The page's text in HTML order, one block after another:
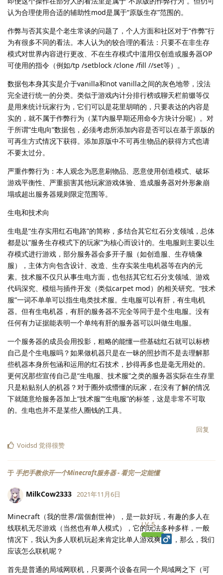
认为合理使用合适的辅助性mod是属于“原版生存”范围的。
作弊与否其实是个老生常谈的问题了，个人方面和社区对于“作弊”行
为有很多不同的看法。本人认为的较合理的看法：只要不在非生存
模式对世界内容进行更改、不在生存模式中滥用仅创造或服务器OP
可使用的指令（例如/tp /setblock /clone /fill //set等）。
数据包本身其实是介于vanilla和not vanilla之间的灰色地带，没法
完全进行统一的分类。类似于游戏内计分排行榜或聊天栏前缀等仅
是用来统计玩家行为，它们可以是花里胡哨的，只要表达的内容是
实的，就不属于作弊行为（某T内服早期还用命令方块计分呢）。对
于所谓“生电向”数据包，必须考虑所添加内容是否可以在基于原版的
可再生方式情况下获得。添加原版中不可再生物品的获得方式也请
不要太过分。
严重作弊行为：本人观念为恶意刷物品、恶意使用创造模式、破坏
游戏平衡性、严重损害其他玩家游戏体验、造成服务器对外形象崩
塌或超出服务器规则限定范围等。
生电和技术向
生电是“生存实用红石电路”的简称，多结合其它红石分支领域，总体
都是以”服务生存模式下的玩家”为核心而设计的。生电服则主要以生
存模式进行游戏，部分服务器会多开子服（如创造服、生存镜像
服），主体方向包含设计、改造、生存实装生电机器等在内的元
素。技术服不仅只从事生电方面，也包括其它红石分支领域、游戏
代码深究、模组与插件开发（类似carpet mod）的相关研究。“技术
服”一词不单单可以指生电类技术服。生电服可以有肝，有生电机
器。但有生电机器，有肝的服务器不完全等同于是个生电服。没有
任何有力证据能表明一个单纯有肝的服务器可以叫做生电服。
一个服务器的成员会用投影，粗略的能懂一些基础红石就可以标榜
自己是个生电服吗？如果做机器只是在一昧的照抄而不是去理解那
些机器本身所包涵和运用的红石技术，抄得再多也是毫无用处的。
更何况那些宣传自己是“生电服、技术服”之类的服务器实际在生存里
只是粘贴别人的机器？对于圈外或懵懂的玩家，在没有了解的情况
下就随意给服务器加上“技术服”“生电服”的标签，这是非常不可取
的。生电也并不是某些人圈钱的工具。
回复
Voidsd 觉得很赞
于 手把手教你开一个Minecraft服务器 - 看完一定能懂
MilkCow2333
LV.5
2021年11月6日
Minecraft（我的世界/當個創世神），是一款好玩，有趣的多人在
线联机无尽游戏（当然也有单人模式），它的玩法多种多样，一般
情况下，我认为多人联机玩起来肯定比单人游戏爽
，那么，我们
应该怎么联机呢？
首先是普通的局域网联机，只要两个设备在同一个局域网之下（可